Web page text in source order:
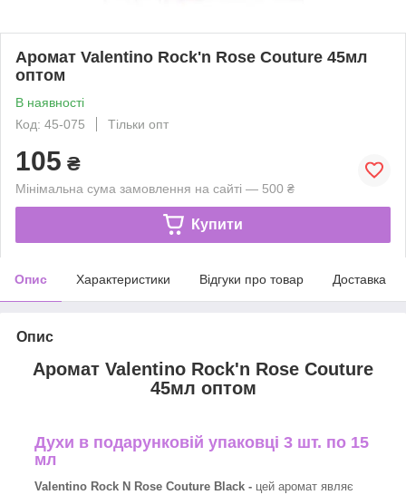
Аромат Valentino Rock'n Rose Couture 45мл
оптом
В наявності
Код: 45-075
Тільки опт
105 ₴
Мінімальна сума замовлення на сайті — 500 ₴
Купити
Опис Характеристики Відгуки про товар Доставка
Опис
Аромат Valentino Rock'n Rose Couture
45мл оптом
Духи в подарунковій упаковці 3 шт. по 15
мл
Valentino Rock N Rose Couture Black - цей аромат являє